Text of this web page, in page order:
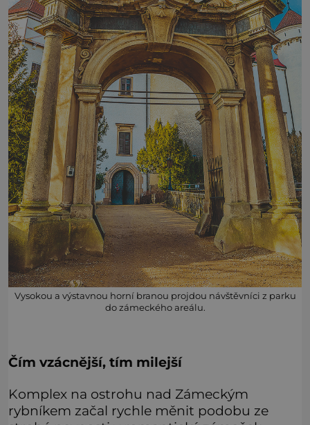
Vysokou a výstavnou horní branou projdou návštěvníci z parku
do zámeckého areálu.
Čím vzácnější, tím milejší
Komplex na ostrohu nad Zámeckým
rybníkem začal rychle měnit podobu ze